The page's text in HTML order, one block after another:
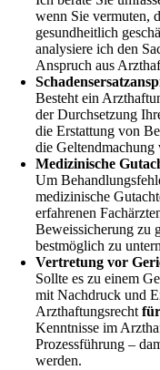
wenn Sie vermuten,
gesundheitlich
analysiere ich den
Anspruch aus
Besteht ein
der Durchsetzung
die Erstattung von
die Geltendmachung
Medizinische
Um
medizinische
erfahrenen
Beweissicherung zu
bestmöglich zu
Vertretung vor
Sollte es zu einem
mit Nachdruck und
Arzthaftungsrecht
Kenntnisse im
Prozessführung –
werden.